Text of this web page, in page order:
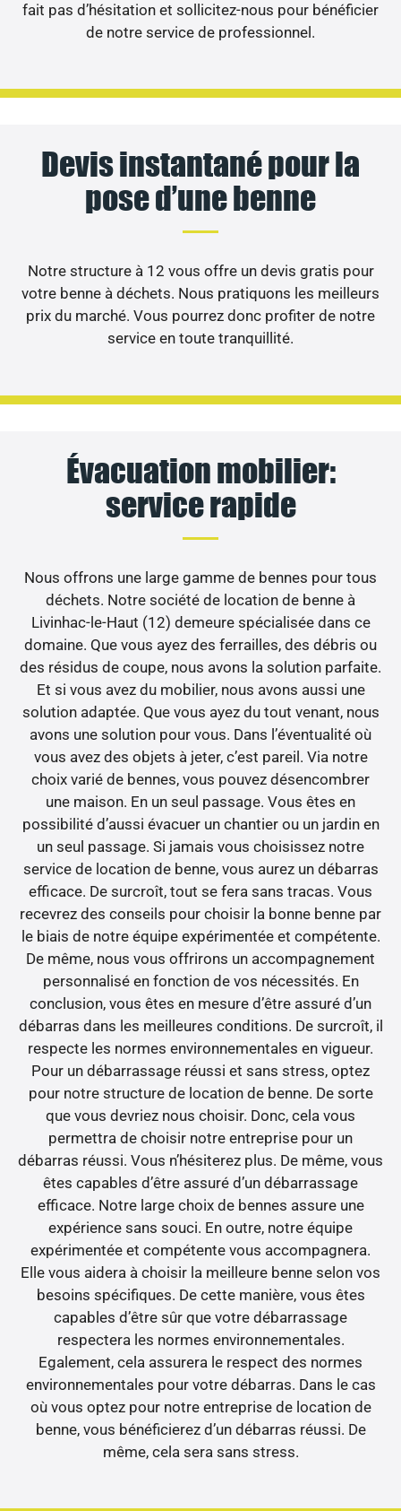
fait pas d’hésitation et sollicitez-nous pour bénéficier
de notre service de professionnel.
Devis instantané pour la
pose d’une benne
Notre structure à 12 vous offre un devis gratis pour
votre benne à déchets. Nous pratiquons les meilleurs
prix du marché. Vous pourrez donc profiter de notre
service en toute tranquillité.
Évacuation mobilier:
service rapide
Nous offrons une large gamme de bennes pour tous
déchets. Notre société de location de benne à
Livinhac-le-Haut (12) demeure spécialisée dans ce
domaine. Que vous ayez des ferrailles, des débris ou
des résidus de coupe, nous avons la solution parfaite.
Et si vous avez du mobilier, nous avons aussi une
solution adaptée. Que vous ayez du tout venant, nous
avons une solution pour vous. Dans l’éventualité où
vous avez des objets à jeter, c’est pareil. Via notre
choix varié de bennes, vous pouvez désencombrer
une maison. En un seul passage. Vous êtes en
possibilité d’aussi évacuer un chantier ou un jardin en
un seul passage. Si jamais vous choisissez notre
service de location de benne, vous aurez un débarras
efficace. De surcroît, tout se fera sans tracas. Vous
recevrez des conseils pour choisir la bonne benne par
le biais de notre équipe expérimentée et compétente.
De même, nous vous offrirons un accompagnement
personnalisé en fonction de vos nécessités. En
conclusion, vous êtes en mesure d’être assuré d’un
débarras dans les meilleures conditions. De surcroît, il
respecte les normes environnementales en vigueur.
Pour un débarrassage réussi et sans stress, optez
pour notre structure de location de benne. De sorte
que vous devriez nous choisir. Donc, cela vous
permettra de choisir notre entreprise pour un
débarras réussi. Vous n’hésiterez plus. De même, vous
êtes capables d’être assuré d’un débarrassage
efficace. Notre large choix de bennes assure une
expérience sans souci. En outre, notre équipe
expérimentée et compétente vous accompagnera.
Elle vous aidera à choisir la meilleure benne selon vos
besoins spécifiques. De cette manière, vous êtes
capables d’être sûr que votre débarrassage
respectera les normes environnementales.
Egalement, cela assurera le respect des normes
environnementales pour votre débarras. Dans le cas
où vous optez pour notre entreprise de location de
benne, vous bénéficierez d’un débarras réussi. De
même, cela sera sans stress.